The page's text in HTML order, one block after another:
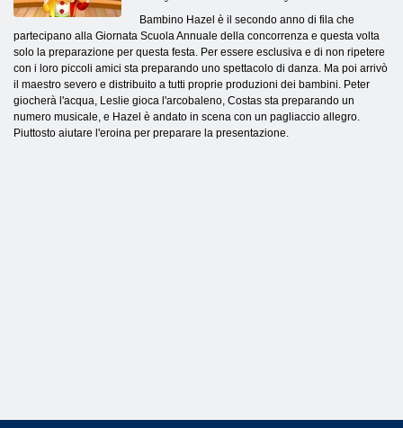
Bambino Hazel è il secondo anno di fila che
partecipano alla Giornata Scuola Annuale della concorrenza e questa volta
solo la preparazione per questa festa. Per essere esclusiva e di non ripetere
con i loro piccoli amici sta preparando uno spettacolo di danza. Ma poi arrivò
il maestro severo e distribuito a tutti proprie produzioni dei bambini. Peter
giocherà l'acqua, Leslie gioca l'arcobaleno, Costas sta preparando un
numero musicale, e Hazel è andato in scena con un pagliaccio allegro.
Piuttosto aiutare l'eroina per preparare la presentazione.